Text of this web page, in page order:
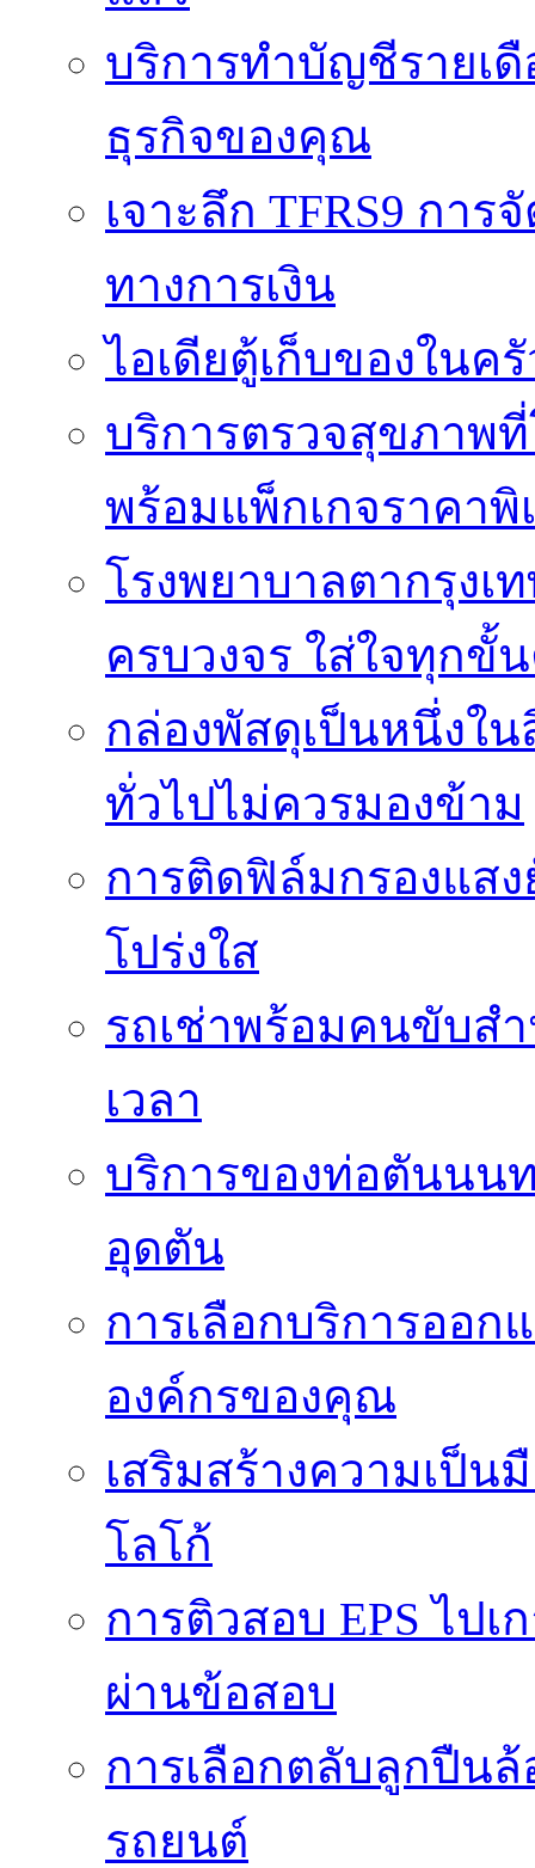
บริการทำบัญชีรายเ
ธุรกิจของคุณ
เจาะลึก TFRS9 กา
ทางการเงิน
ไอเดียตู้เก็บของในค
บริการตรวจสุขภาพ
พร้อมแพ็กเกจราคาพิ
โรงพยาบาลตากรุงเ
ครบวงจร ใส่ใจทุกขั้
กล่องพัสดุเป็นหนึ่งใ
ทั่วไปไม่ควรมองข้าม
การติดฟิล์มกรองแส
โปร่งใส
รถเช่าพร้อมคนขับส
เวลา
บริการของท่อตันนน
อุดตัน
การเลือกบริการออ
องค์กรของคุณ
เสริมสร้างความเป็
โลโก้
การติวสอบ EPS ไปเ
ผ่านข้อสอบ
การเลือกตลับลูกปืน
รถยนต์